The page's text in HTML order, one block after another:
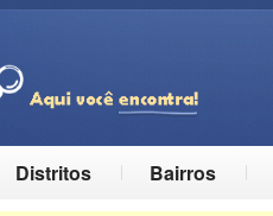
Distritos Bairros